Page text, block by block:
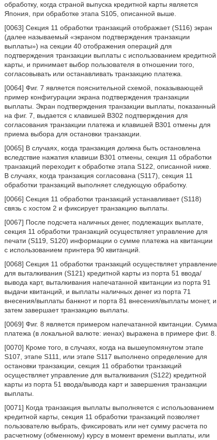
обработку, когда страной выпуска кредитной карты является
Япония, при обработке этапа S105, описанной выше.
[0063] Секция 11 обработки транзакций отображает (S116) экран
(далее называемый «экраном подтверждения транзакции
выплаты») на секции 40 отображения операций для
подтверждения транзакции выплаты с использованием кредитной
карты, и принимает выбор пользователя в отношении того,
согласовывать или останавливать транзакцию платежа.
[0064] Фиг. 7 является пояснительной схемой, показывающей
пример конфигурации экрана подтверждения транзакции
выплаты. Экран подтверждения транзакции выплаты, показанный
на фиг. 7, выдается с клавишей В302 подтверждения для
согласования транзакции платежа и клавишей В301 отмены для
приема выбора для остановки транзакции.
[0065] В случаях, когда транзакция должна быть остановлена
вследствие нажатия клавиши В301 отмены, секция 11 обработки
транзакций переходит к обработке этапа S122, описанной ниже.
В случаях, когда транзакция согласована (S117), секция 11
обработки транзакций выполняет следующую обработку.
[0066] Секция 11 обработки транзакций устанавливает (S118)
связь с хостом 2 и фиксирует транзакцию выплаты.
[0067] После подсчета наличных денег, подлежащих выплате,
секция 11 обработки транзакций осуществляет управление для
печати (S119, S120) информации о сумме платежа на квитанции
с использованием принтера 90 квитанций.
[0068] Секция 11 обработки транзакций осуществляет управление
для выталкивания (S121) кредитной карты из порта 51 ввода/
вывода карт, выталкивания напечатанной квитанции из порта 91
выдачи квитанций, и выплаты наличных денег из порта 71
внесения/выплаты банкнот и порта 81 внесения/выплаты монет, и
затем завершает транзакцию выплаты.
[0069] Фиг. 8 является примером напечатанной квитанции. Сумма
платежа (в локальной валюте: иенах) выражена в примере фиг. 8.
[0070] Кроме того, в случаях, когда на вышеупомянутом этапе
S107, этапе S111, или этапе S117 выполнено определение для
остановки транзакции, секция 11 обработки транзакций
осуществляет управление для выталкивания (S122) кредитной
карты из порта 51 ввода/вывода карт и завершения транзакции
выплаты.
[0071] Когда транзакция выплаты выполняется с использованием
кредитной карты, секция 11 обработки транзакций позволяет
пользователю выбрать, фиксировать или нет сумму расчета по
расчетному (обменному) курсу в момент времени выплаты, или